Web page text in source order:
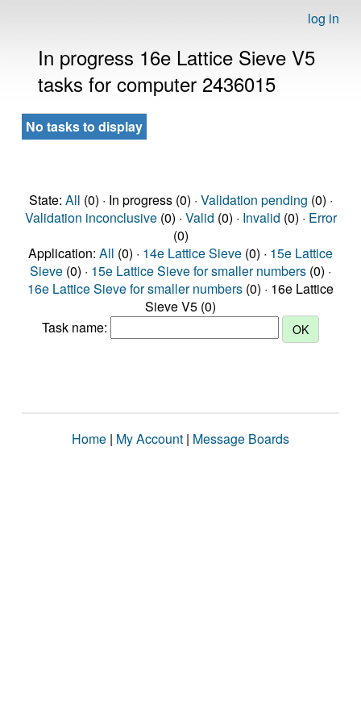
log in
In progress 16e Lattice Sieve V5
tasks for computer 2436015
No tasks to display
State: All (0) · In progress (0) · Validation pending (0) ·
Validation inconclusive(0) · Valid (0) · Invalid (0) · Error
(0)
Application: All (0) · 14e Lattice Sieve (0) · 15e Lattice
Sieve (0) · 15e Lattice Sieve for smaller numbers (0) ·
16e Lattice Sieve for smaller numbers (0) · 16e Lattice
Sieve V5 (0)
Task name:
Home | My Account | Message Boards